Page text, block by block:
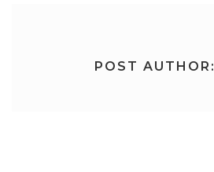
POST AUTHOR: